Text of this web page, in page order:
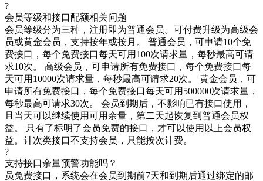
?
会员等级和接口配额相关问题
会员等级分为三种，注册即为普通会员。可付费升级为高级会
员或黄金会员，支持按年或按月。 普通会员，可申请10个免
费接口，每个免费接口每天可用100次请求量，每秒最高可请
求10次。 高级会员，可申请所有免费接口，每个免费接口每
天可用10000次请求量，每秒最高可请求20次。 黄金会员，可
申请所有免费接口，每个免费接口每天可用500000次请求量，
每秒最高可请求30次。 会员到期后，不影响已有接口使用，
且当天可以继续使用可用余量，第二天起恢复到普通会员权
益。 只有了标明了会员免费的接口，才可以使用以上会员权
益。计次类接口不支持会员，只能按次计费。
?
支持接口余量预警功能吗？
员免费接口，系统会在会员到期前7天和到期后通过绑定的邮